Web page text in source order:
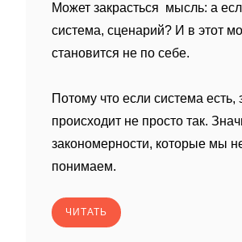
Может закрасться мысль: а
система, сценарий? И в этот
становится не по себе.
Потому что если система есть,
происходит не просто так.
закономерности, которые мы
понимаем.
ЧИТАТЬ